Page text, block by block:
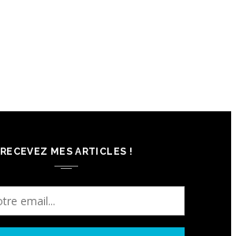
RECEVEZ MES ARTICLES !